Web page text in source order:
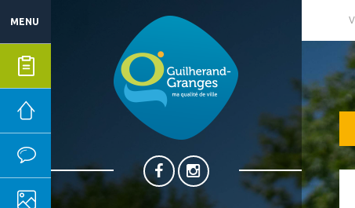
MENU
Mes démarches
Ma ville